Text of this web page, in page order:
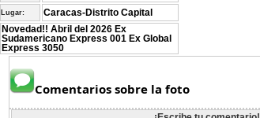
Lugar:
Caracas-Distrito Capital
Novedad!! Abril del 2026 Ex
Sudamericano Express 001 Ex Global
Express 3050
Comentarios sobre la foto